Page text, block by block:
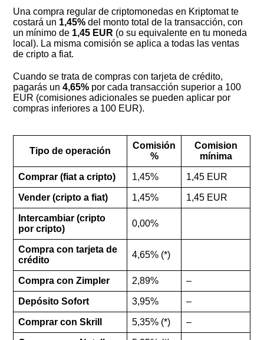
Una compra regular de criptomonedas en Kriptomat te
costará un 1,45% del monto total de la transacción, con
un mínimo de 1,45 EUR (o su equivalente en tu moneda
local). La misma comisión se aplica a todas las ventas
de cripto a fiat.
Cuando se trata de compras con tarjeta de crédito,
pagarás un4,65% por cada transacción superior a 100
EUR (comisiones adicionales se pueden aplicar por
compras inferiores a 100 EUR).
Tipo de operación
Comisión
%
Comision
mínima
Comprar (fiat a cripto) 1,45% 1,45 EUR
Vender (cripto a fiat) 1,45% 1,45 EUR
Intercambiar (cripto
por cripto)
0,00%
Compra con tarjeta de
crédito
4,65% (*)
Compra con Zimpler 2,89% –
Depósito Sofort 3,95% –
Comprar con Skrill 5,35% (*) –